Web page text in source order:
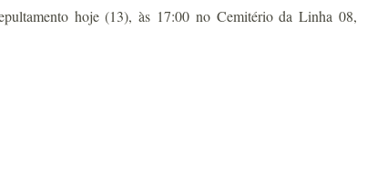
hoje (13), às 17:00 no Cemitério da Linha 08,